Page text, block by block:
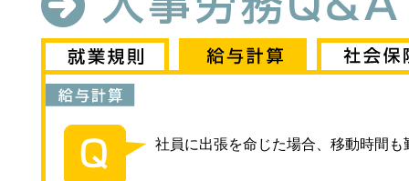
社員に出張を命じた場合、移動時間